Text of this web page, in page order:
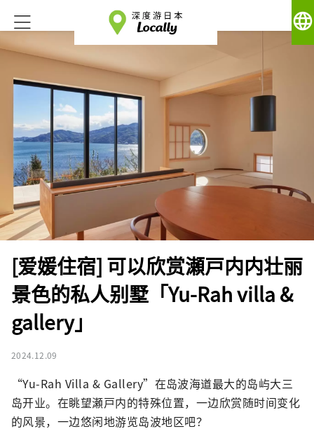
language
[爱媛住宿] 可以欣赏瀬戸内内壮丽
景色的私人别墅「Yu-Rah villa &
gallery」
2024.12.09
“Yu-Rah Villa & Gallery”在岛波海道最大的岛屿大三
岛开业。在眺望瀬戸内的特殊位置，一边欣赏随时间变化
的风景，一边悠闲地游览岛波地区吧？